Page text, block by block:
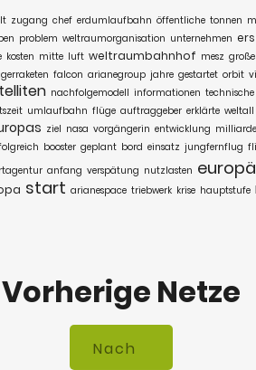
zugang chef erdumlaufbahn öffentliche tonnen
problem weltraumorganisation unternehmen
kosten mitte luft weltraumbahnhof mesz große
falcon arianegroup jahre gestartet orbit
nachfolgemodell informationen technische
umlaufbahn flüge auftraggeber erklärte weltall
ziel nasa vorgängerin entwicklung
booster geplant bord einsatz jungfernflug
anfang verspätung nutzlasten
start arianespace triebwerk krise hauptstufe
Vorherige Netze